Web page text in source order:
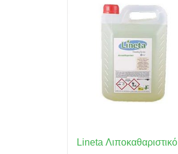
Lineta Λιποκαθαριστικό